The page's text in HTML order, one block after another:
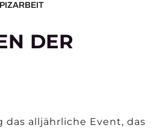
DER
alljährliche Event, das